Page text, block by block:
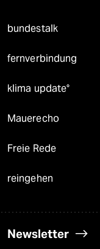
bundestalk
fernverbindung
klima update°
Mauerecho
Freie Rede
reingehen
Newsletter